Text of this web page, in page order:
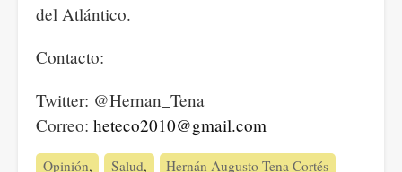
del Atlántico.
Contacto:
Twitter: @Hernan_Tena
Correo: heteco2010@gmail.com
Opinión Salud Hernán Augusto Tena Cortés